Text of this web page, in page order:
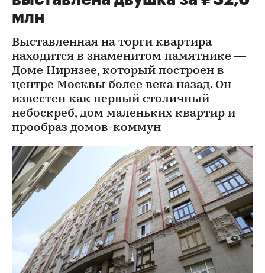
млн
Выставленная на торги квартира
находится в знаменитом памятнике —
Доме Нирнзее, который построен в
центре Москвы более века назад. Он
известен как первый столичный
небоскреб, дом маленьких квартир и
прообраз домов-коммун